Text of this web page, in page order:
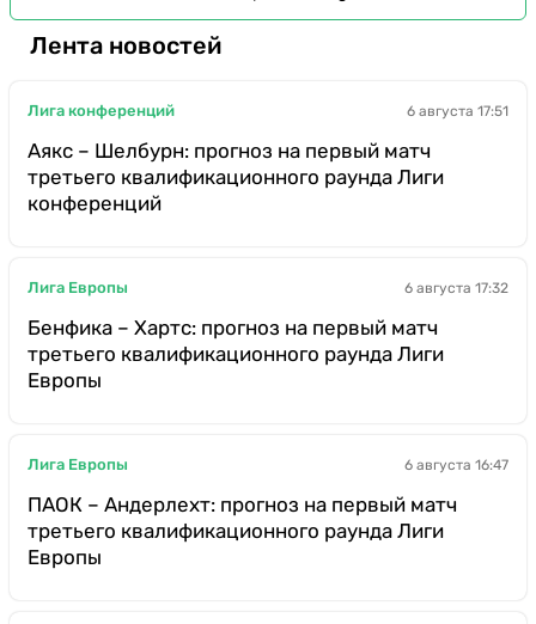
Лента новостей
Лига конференций 6 августа 17:51
Аякс – Шелбурн: прогноз на первый матч
третьего квалификационного раунда Лиги
конференций
Лига Европы 6 августа 17:32
Бенфика – Хартс: прогноз на первый матч
третьего квалификационного раунда Лиги
Европы
Лига Европы 6 августа 16:47
ПАОК – Андерлехт: прогноз на первый матч
третьего квалификационного раунда Лиги
Европы